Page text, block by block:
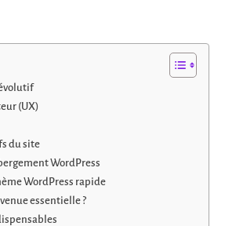
(UX)
du site
WordPress
WordPress rapide
essentielle ?